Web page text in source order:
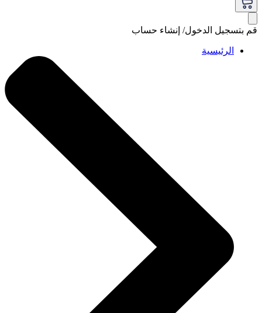
قم بتسجيل الدخول/ إنشاء حساب
الرئيسية